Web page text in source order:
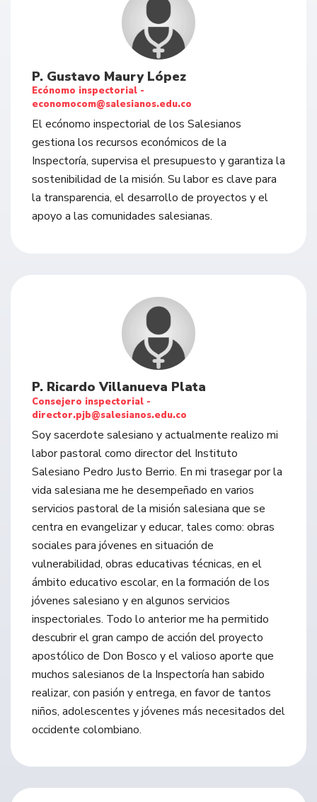
P. Gustavo Maury López
Ecónomo inspectorial -
economocom@salesianos.edu.co
El ecónomo inspectorial de los Salesianos
gestiona los recursos económicos de la
Inspectoría, supervisa el presupuesto y garantiza la
sostenibilidad de la misión. Su labor es clave para
la transparencia, el desarrollo de proyectos y el
apoyo a las comunidades salesianas.
P. Ricardo Villanueva Plata
Consejero inspectorial -
director.pjb@salesianos.edu.co
Soy sacerdote salesiano y actualmente realizo mi
labor pastoral como director del Instituto
Salesiano Pedro Justo Berrio. En mi trasegar por la
vida salesiana me he desempeñado en varios
servicios pastoral de la misión salesiana que se
centra en evangelizar y educar, tales como: obras
sociales para jóvenes en situación de
vulnerabilidad, obras educativas técnicas, en el
ámbito educativo escolar, en la formación de los
jóvenes salesiano y en algunos servicios
inspectoriales. Todo lo anterior me ha permitido
descubrir el gran campo de acción del proyecto
apostólico de Don Bosco y el valioso aporte que
muchos salesianos de la Inspectoría han sabido
realizar, con pasión y entrega, en favor de tantos
niños, adolescentes y jóvenes más necesitados del
occidente colombiano.